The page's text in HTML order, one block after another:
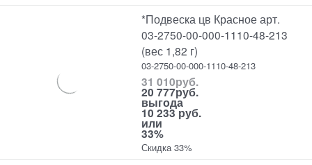
*Подвеска цв Красное арт.
03-2750-00-000-1110-48-213
(вес 1,82 г)
03-2750-00-000-1110-48-213
31 010руб.
20 777руб.
выгода
10 233 руб.
или
33%
Скидка 33%